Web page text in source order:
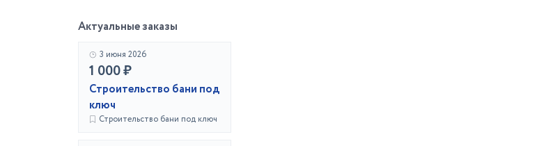
Актуальные заказы
3 июня 2026
1 000 ₽
Строительство бани под
ключ
Строительство бани под ключ